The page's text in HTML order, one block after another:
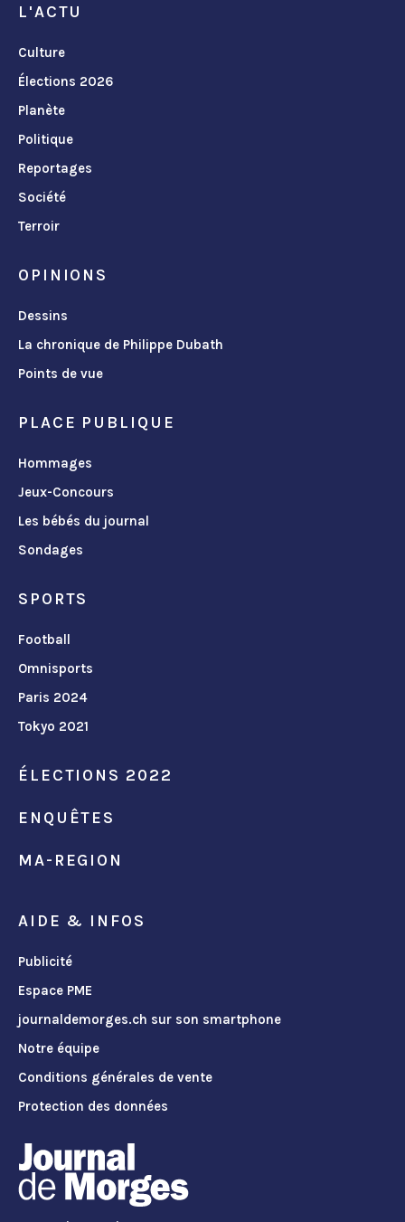
L'ACTU
Culture
Élections 2026
Planète
Politique
Reportages
Société
Terroir
OPINIONS
Dessins
La chronique de Philippe Dubath
Points de vue
PLACE PUBLIQUE
Hommages
Jeux-Concours
Les bébés du journal
Sondages
SPORTS
Football
Omnisports
Paris 2024
Tokyo 2021
ÉLECTIONS 2022
ENQUÊTES
MA-REGION
AIDE & INFOS
Publicité
Espace PME
journaldemorges.ch sur son smartphone
Notre équipe
Conditions générales de vente
Protection des données